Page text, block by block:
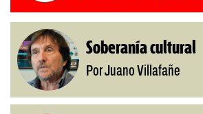
Soberanía cultural
Por Juano Villafañe